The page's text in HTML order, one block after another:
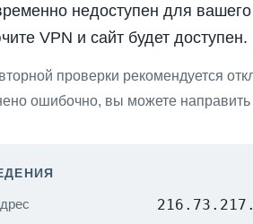
недоступен для
VPN и сайт будет доступен.
проверки рекомендуется
ошибочно, вы можете